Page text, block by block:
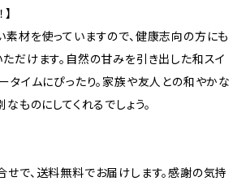
材を使っていますので、健康志向の方にも
だけます。自然の甘みを引き出した和スイ
タイムにぴったり。家族や友人との和やかな
なものにしてくれるでしょう。
で、送料無料でお届けします。感謝の気持